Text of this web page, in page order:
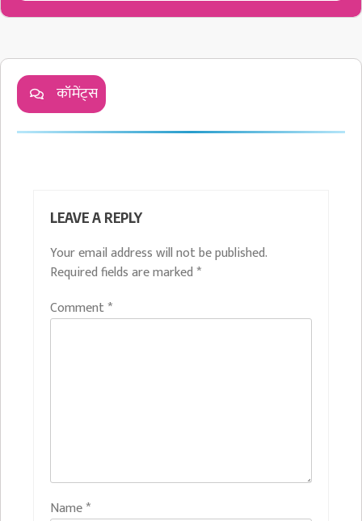
कॉमेंट्स
LEAVE A REPLY
Your email address will not be published.
Required fields are marked *
Comment*
Name*